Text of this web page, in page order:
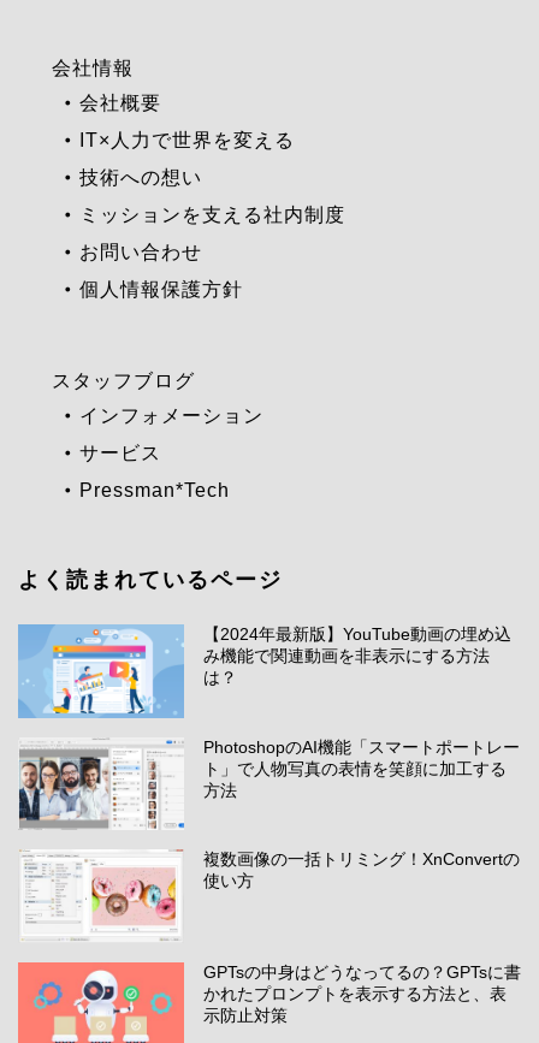
会社情報
会社概要
IT×人力で世界を変える
技術への想い
ミッションを支える社内制度
お問い合わせ
個人情報保護方針
スタッフブログ
インフォメーション
サービス
Pressman*Tech
よく読まれているページ
【2024年最新版】YouTube動画の埋め込
み機能で関連動画を非表示にする方法
は？
PhotoshopのAI機能「スマートポートレー
ト」で人物写真の表情を笑顔に加工する
方法
複数画像の一括トリミング！XnConvertの
使い方
GPTsの中身はどうなってるの？GPTsに書
かれたプロンプトを表示する方法と、表
示防止対策